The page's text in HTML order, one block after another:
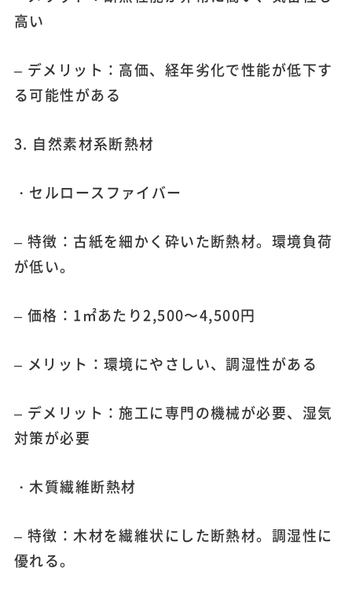
高い
– デメリット：高価、経年劣化で性能が低下す
る可能性がある
3. 自然素材系断熱材
・セルロースファイバー
– 特徴：古紙を細かく砕いた断熱材。環境負荷
が低い。
– 価格：1㎡あたり2,500〜4,500円
– メリット：環境にやさしい、調湿性がある
– デメリット：施工に専門の機械が必要、湿気
対策が必要
・木質繊維断熱材
– 特徴：木材を繊維状にした断熱材。調湿性に
優れる。